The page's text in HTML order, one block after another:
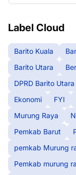
Label Cloud
Barito Kuala
Barito Utara
DPRD Barito Utara
Ekonomi
FYI
Murung Raya
Pemkab Barut
pemkab Murung
Pemkab murung